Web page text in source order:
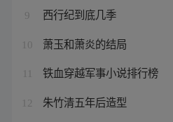
9 西行纪到底几季
10 萧玉和萧炎的结局
铁血穿越军事小说排行榜
12 朱竹清五年后造型